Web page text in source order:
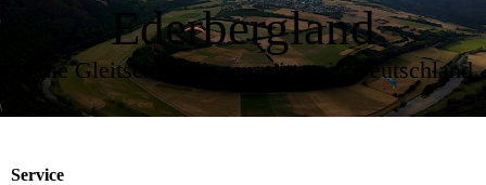
Ederbergland
Lerne Gleitschirmfliegen mitten in Deutschland
Service